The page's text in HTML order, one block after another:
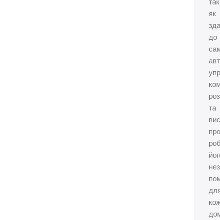
як
до
та